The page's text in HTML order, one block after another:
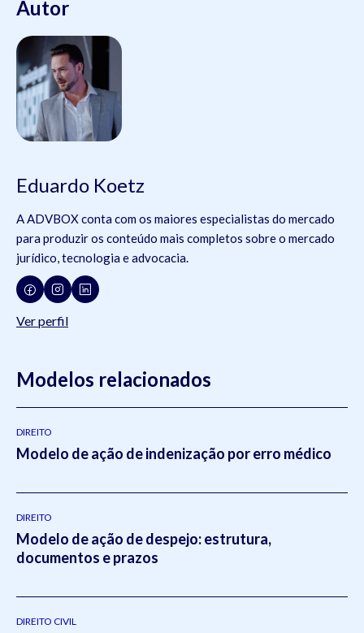
Autor
Eduardo Koetz
A ADVBOX conta com os maiores especialistas do mercado
para produzir os conteúdo mais completos sobre o mercado
jurídico, tecnologia e advocacia.
Ver perfil
Modelos relacionados
DIREITO
Modelo de ação de indenização por erro médico
DIREITO
Modelo de ação de despejo: estrutura,
documentos e prazos
DIREITO CIVIL